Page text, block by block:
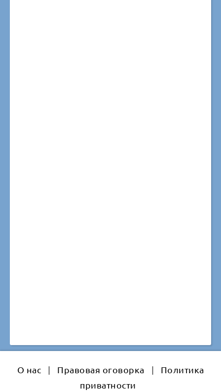
О нас | Правовая оговорка |
Политика
приватности